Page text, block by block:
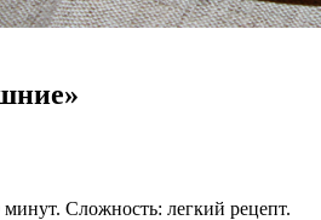
Сложность: легкий рецепт.